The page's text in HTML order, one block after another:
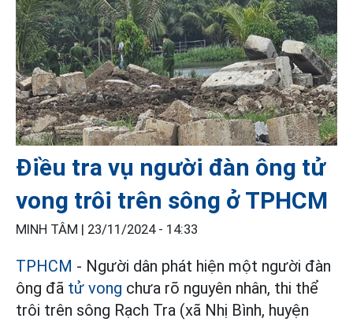
Điều tra vụ người đàn ông tử
vong trôi trên sông ở TPHCM
MINH TÂM | 23/11/2024 - 14:33
TPHCM - Người dân phát hiện một người đàn
ông đã tử vong chưa rõ nguyên nhân, thi thể
trôi trên sông Rạch Tra (xã Nhị Bình, huyện